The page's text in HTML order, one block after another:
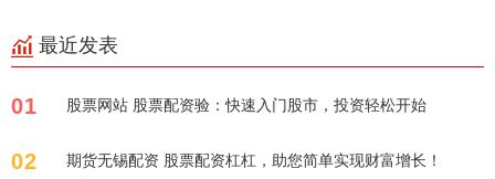
最近发表
01 股票网站 股票配资验：快速入门股市，投资轻松开始
02 期货无锡配资 股票配资杠杠，助您简单实现财富增长！